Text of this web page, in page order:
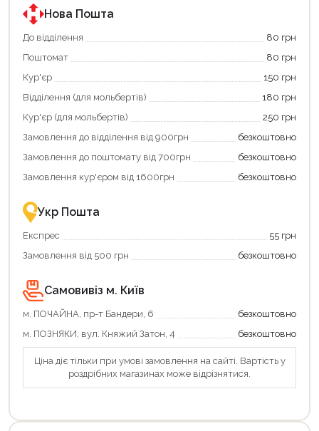
програмою
єКнига.
Використовуйте
карту
щоб
зекономити
та
отримати
переваги!
картою
єКнига
–
зручно
та
програмою
«Національний
кешбек».
покупку
«Національний
кешбек»
та
отримуйте
повернення
Економте
більше
разом
державною
підтримкою!
Нова Пошта
До відділення
80 грн
Поштомат
80 грн
Кур'єр
150 грн
Відділення (для мольбертів)
180 грн
Кур'єр (для мольбертів)
250 грн
Замовлення до відділення від 900грн
безкоштовно
Замовлення до поштомату від 700грн
безкоштовно
Замовлення кур'єром від 1600грн
безкоштовно
Укр Пошта
Експрес
55 грн
Замовлення від 500 грн
безкоштовно
Самовивіз м. Київ
м. ПОЧАЙНА, пр-т Бандери, 6
безкоштовно
м. ПОЗНЯКИ, вул. Княжий Затон, 4
безкоштовно
Ціна діє тільки при умові замовлення на сайті. Вартість у
роздрібних магазинах може відрізнятися.